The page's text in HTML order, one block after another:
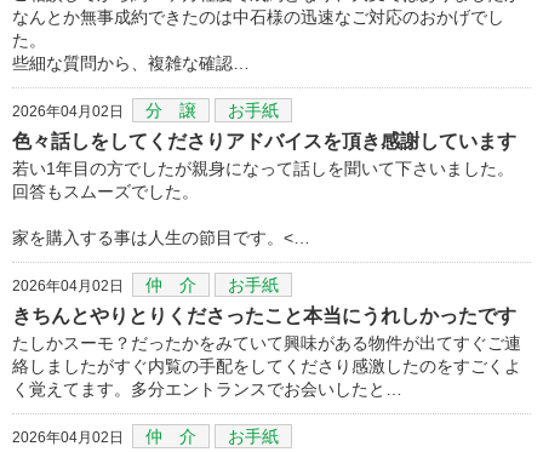
なんとか無事成約できたのは中石様の迅速なご対応のおかげでし
た。
些細な質問から、複雑な確認…
2026年04月02日 分 譲 お手紙
色々話しをしてくださりアドバイスを頂き感謝しています
若い1年目の方でしたが親身になって話しを聞いて下さいました。
回答もスムーズでした。
家を購入する事は人生の節目です。<…
2026年04月02日 仲 介 お手紙
きちんとやりとりくださったこと本当にうれしかったです
たしかスーモ？だったかをみていて興味がある物件が出てすぐご連
絡しましたがすぐ内覧の手配をしてくださり感激したのをすごくよ
く覚えてます。多分エントランスでお会いしたと…
2026年04月02日 仲 介 お手紙